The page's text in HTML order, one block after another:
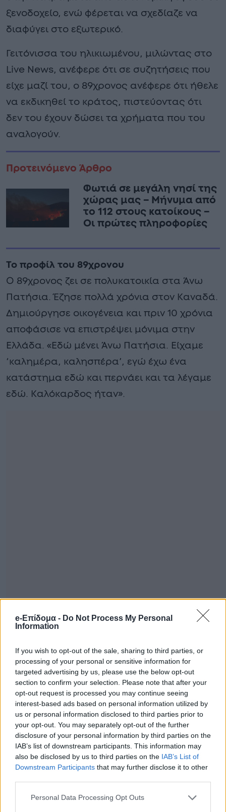
e-Επίδομα - Do Not Process My Personal
Information
If you wish to opt-out of the sale, sharing to third parties, or
processing of your personal or sensitive information for
targeted advertising by us, please use the below opt-out
section to confirm your selection. Please note that after your
opt-out request is processed you may continue seeing
interest-based ads based on personal information utilized by
us or personal information disclosed to third parties prior to
your opt-out. You may separately opt-out of the further
disclosure of your personal information by third parties on the
IAB’s list of downstream participants. This information may
also be disclosed by us to third parties on the IAB’s List of
Downstream Participants that may further disclose it to other
Personal Data Processing Opt Outs
ξενοδοχείο, ενώ φέρεται να σχεδίαζε να
διαφύγει στο εξωτερικό.
Γειτόνισσα του ηλικιωμένου, μιλώντας στο
Live News, ανέφερε ότι σε συζητήσεις που
είχε μαζί του, ο 89χρονος ανέφερε ότι ήθελε
να εκδικηθεί το κράτος, πιστεύοντας ότι
δεν του έχουν δώσει τα χρήματα που του
αναλογούν.
Προτεινόμενο Άρθρο
Φωτιά σε μεγάλη νησί της
χώρας μας – Μήνυμα από
το 112 στους κατοίκους –
Οι πρώτες πληροφορίες
Το προφίλ του 89χρονου
Ο 89χρονος ζει σε πολυκατοικία στα Άνω
Πατήσια. Έζησε πολλά χρόνια στον Καναδά.
Δημιούργησε οικογένεια και πριν 10 χρόνια
αποφάσισε να επιστρέψει μόνιμα στην
Ελλάδα. «Εδώ μένει Άνω Πατήσια. Είχαμε
‘καλημέρα, καλησπέρα’, εγώ έχω ένα
κατάστημα εδώ και περνάει και τα λέγαμε
εδώ. Καλόκαρδος ήταν».
Οι γείτονες που τον περιγράφουν ως
καλόκαρδο και πράο, αποκαλύπτουν στο
διαξιφισμούς με τον ΕΦΚΑ σχετικά με τα